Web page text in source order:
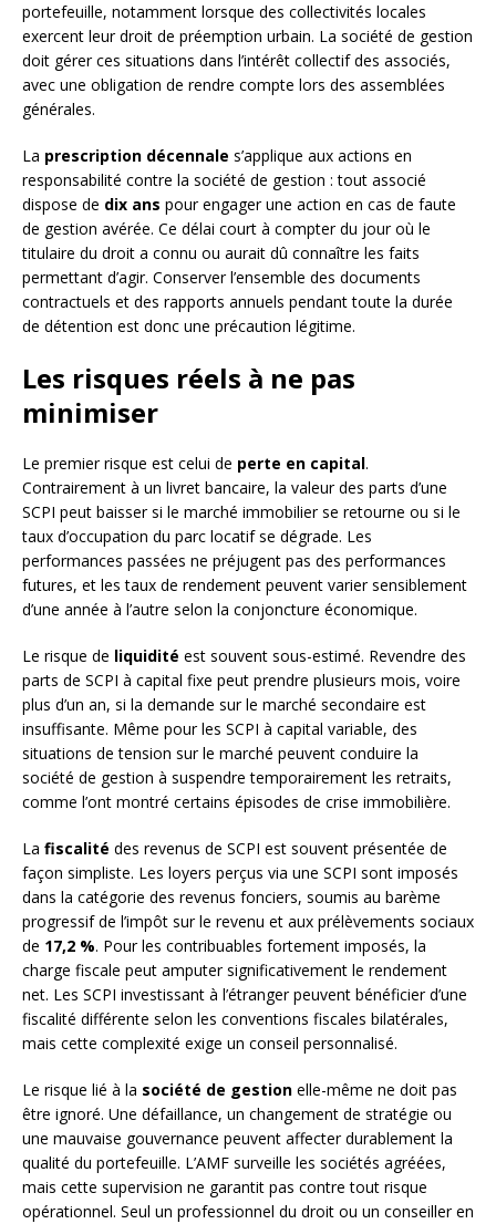
portefeuille, notamment lorsque des collectivités locales
exercent leur droit de préemption urbain. La société de gestion
doit gérer ces situations dans l’intérêt collectif des associés,
avec une obligation de rendre compte lors des assemblées
générales.
La prescription décennale s’applique aux actions en
responsabilité contre la société de gestion : tout associé
dispose de dix ans pour engager une action en cas de faute
de gestion avérée. Ce délai court à compter du jour où le
titulaire du droit a connu ou aurait dû connaître les faits
permettant d’agir. Conserver l’ensemble des documents
contractuels et des rapports annuels pendant toute la durée
de détention est donc une précaution légitime.
Les risques réels à ne pas
minimiser
Le premier risque est celui de perte en capital.
Contrairement à un livret bancaire, la valeur des parts d’une
SCPI peut baisser si le marché immobilier se retourne ou si le
taux d’occupation du parc locatif se dégrade. Les
performances passées ne préjugent pas des performances
futures, et les taux de rendement peuvent varier sensiblement
d’une année à l’autre selon la conjoncture économique.
Le risque de liquidité est souvent sous-estimé. Revendre des
parts de SCPI à capital fixe peut prendre plusieurs mois, voire
plus d’un an, si la demande sur le marché secondaire est
insuffisante. Même pour les SCPI à capital variable, des
situations de tension sur le marché peuvent conduire la
société de gestion à suspendre temporairement les retraits,
comme l’ont montré certains épisodes de crise immobilière.
La fiscalité des revenus de SCPI est souvent présentée de
façon simpliste. Les loyers perçus via une SCPI sont imposés
dans la catégorie des revenus fonciers, soumis au barème
progressif de l’impôt sur le revenu et aux prélèvements sociaux
de 17,2 %. Pour les contribuables fortement imposés, la
charge fiscale peut amputer significativement le rendement
net. Les SCPI investissant à l’étranger peuvent bénéficier d’une
fiscalité différente selon les conventions fiscales bilatérales,
mais cette complexité exige un conseil personnalisé.
Le risque lié à la société de gestion elle-même ne doit pas
être ignoré. Une défaillance, un changement de stratégie ou
une mauvaise gouvernance peuvent affecter durablement la
qualité du portefeuille. L’AMF surveille les sociétés agréées,
mais cette supervision ne garantit pas contre tout risque
opérationnel. Seul un professionnel du droit ou un conseiller en